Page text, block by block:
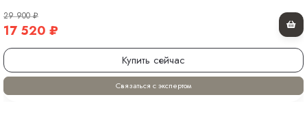
29 900₽
17 520 ₽
Купить сейчас
Связаться с экспертом